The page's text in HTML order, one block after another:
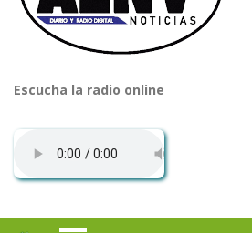
Escucha la radio online